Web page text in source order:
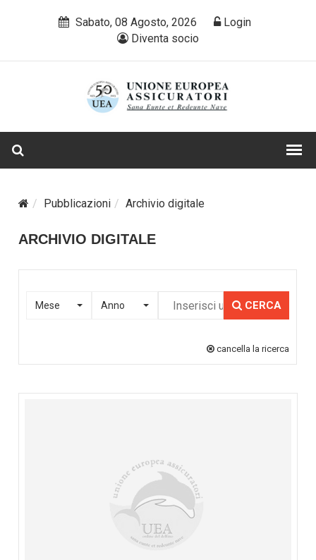
Sabato, 08 Agosto, 2026
Login
Diventa socio
Pubblicazioni Archivio digitale
ARCHIVIO DIGITALE
Mese Anno CERCA
cancella la ricerca